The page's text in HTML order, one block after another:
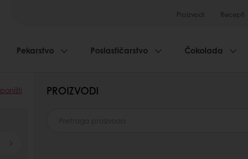
Proizvodi Recepti
Pekarstvo Poslastičarstvo Čokolada
poništi PROIZVODI